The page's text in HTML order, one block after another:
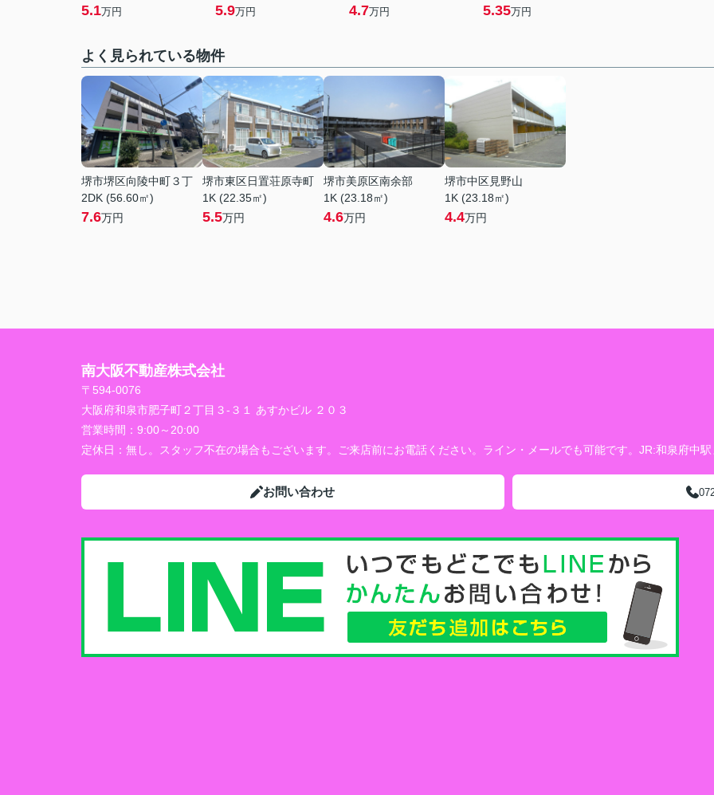
5.1万円 5.9万円 4.7万円 5.35万円
よく見られている物件
堺市堺区向陵中町３丁
2DK (56.60㎡)
7.6万円
堺市東区日置荘原寺町
1K (22.35㎡)
5.5万円
堺市美原区南余部
1K (23.18㎡)
4.6万円
堺市中区見野山
1K (23.18㎡)
4.4万円
南大阪不動産株式会社
〒594-0076
大阪府和泉市肥子町２丁目３-３１ あすかビル ２０３
営業時間： 9:00～20:00
定休日： 無し。スタッフ不在の場合もございます。ご来店前にお電話ください。ライン・メールでも可能です。JR:和泉府中
お問い合わせ